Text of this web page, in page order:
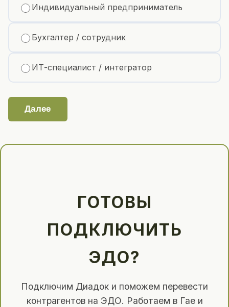
Индивидуальный предприниматель
Бухгалтер / сотрудник
ИТ-специалист / интегратор
Далее
ГОТОВЫ
ПОДКЛЮЧИТЬ
ЭДО?
Подключим Диадок и поможем перевести
контрагентов на ЭДО. Работаем в Гае и